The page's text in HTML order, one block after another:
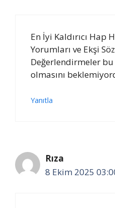
En İyi Kaldırıcı Hap
Yorumları ve Ekşi
Değerlendirmeler
olmasını
Yanıtla
Rıza
8 Ekim 2025